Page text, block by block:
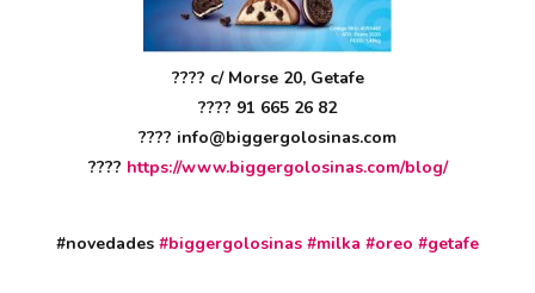
???? c/ Morse 20, Getafe
???? 91 665 26 82
???? info@biggergolosinas.com
???? https://www.biggergolosinas.com/blog/
#novedades #biggergolosinas #milka #oreo #getafe